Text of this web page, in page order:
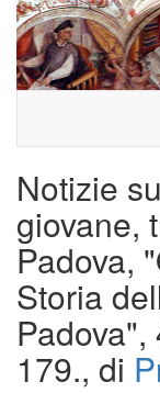
Notizie
giovane,
Padova,
Storia
179., di